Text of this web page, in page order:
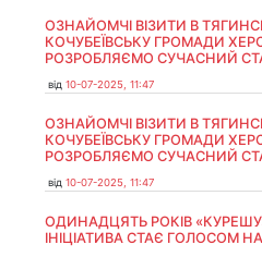
ОЗНАЙОМЧІ ВІЗИТИ В
КОЧУБЕЇВСЬКУ ГРОМАДИ
РОЗРОБЛЯЄМО СУЧАСНИЙ
від 10-07-2025, 11:47
ОЗНАЙОМЧІ ВІЗИТИ В
КОЧУБЕЇВСЬКУ ГРОМАДИ
РОЗРОБЛЯЄМО СУЧАСНИЙ
від 10-07-2025, 11:47
ОДИНАДЦЯТЬ РОКІВ
ІНІЦІАТИВА СТАЄ ГОЛОСОМ